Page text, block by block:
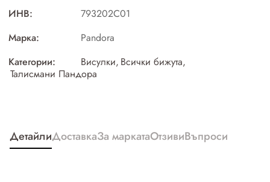
ИНВ:
793202C01
Марка:
Pandora
Категории:
Висулки, Всички бижута,
Талисмани Пандора
ДетайлиДоставкаЗа маркатаОтзивиВъпроси